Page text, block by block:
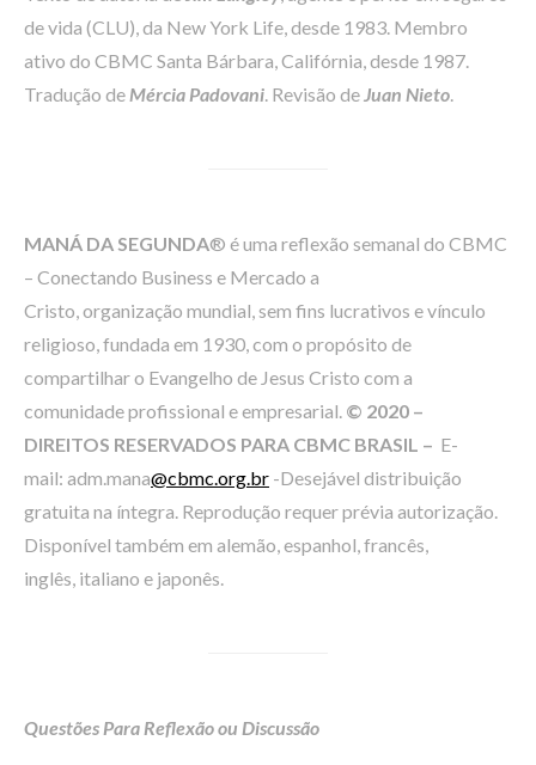
de vida (CLU), da New York Life, desde 1983. Membro
ativo do CBMC Santa Bárbara, Califórnia, desde 1987.
Tradução de Mércia Padovani. Revisão deJuan Nieto.
MANÁ DA SEGUNDA® é uma reflexão semanal do CBMC
– Conectando Business e Mercado a
Cristo, organização mundial, sem fins lucrativos e vínculo
religioso, fundada em 1930, com o propósito de
compartilhar o Evangelho de Jesus Cristo com a
comunidade profissional e empresarial. © 2020 –
DIREITOS RESERVADOS PARA CBMC BRASIL – E-
mail: adm.mana@cbmc.org.br -Desejável distribuição
gratuita na íntegra. Reprodução requer prévia autorização.
Disponível também em alemão, espanhol, francês,
inglês, italiano e japonês.
Questões Para Reflexão ou Discussão